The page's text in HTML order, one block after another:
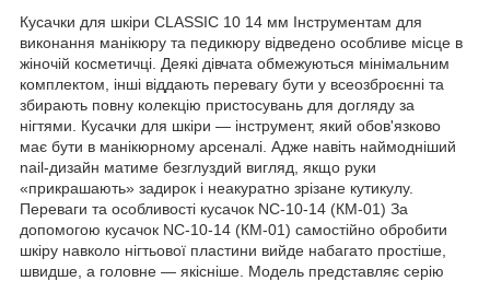
Кусачки для шкіри CLASSIC 10 14 мм Інструментам для
виконання манікюру та педикюру відведено особливе місце в
жіночій косметичці. Деякі дівчата обмежуються мінімальним
комплектом, інші віддають перевагу бути у всеозброєнні та
збирають повну колекцію пристосувань для догляду за
нігтями. Кусачки для шкіри — інструмент, який обов'язково
має бути в манікюрному арсеналі. Адже навіть наймодніший
nail-дизайн матиме безглуздий вигляд, якщо руки
«прикрашають» задирок і неакуратно зрізане кутикулу.
Переваги та особливості кусачок NC-10-14 (КМ-01) За
допомогою кусачок NC-10-14 (КМ-01) самостійно обробити
шкіру навколо нігтьової пластини вийде набагато простіше,
швидше, а головне — якісніше. Модель представляє серію